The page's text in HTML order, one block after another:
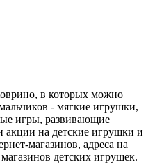
в которых можно
- мягкие игрушки,
игры, развивающие
на детские игрушки и
магазинов, адреса на
детских игрушек.